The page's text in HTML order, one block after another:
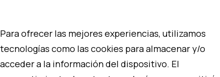
Para ofrecer las mejores experiencias, utilizamos
tecnologías como las cookies para almacenar y/o
acceder a la información del dispositivo. El